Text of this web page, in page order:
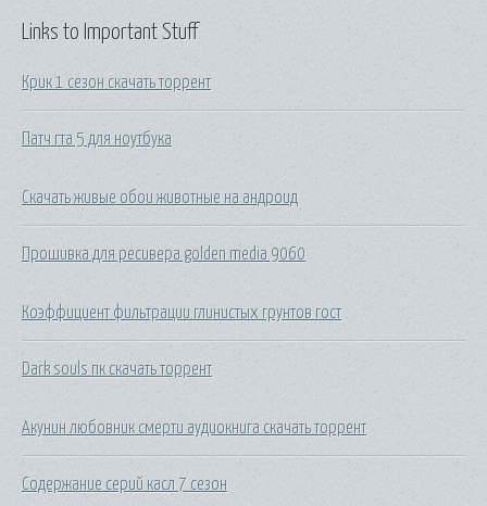
Links to Important Stuff
Крик 1 сезон скачать торрент
Патч гта 5 для ноутбука
Скачать живые обои животные на андроид
Прошивка для ресивера golden media 9060
Коэффициент фильтрации глинистых грунтов гост
Dark souls пк скачать торрент
Акунин любовник смерти аудиокнига скачать торрент
Содержание серий касл 7 сезон